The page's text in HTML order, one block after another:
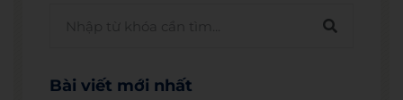
Bài viết mới nhất